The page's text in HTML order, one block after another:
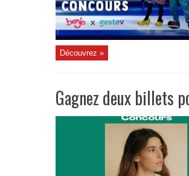
Découvrez »
Gagnez deux billets